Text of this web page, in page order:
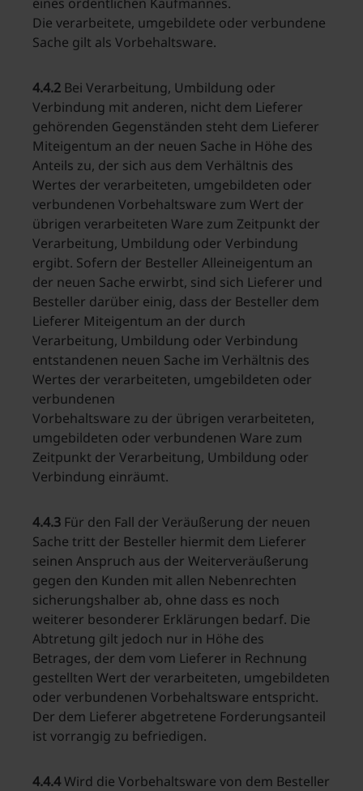
Die verarbeitete, umgebildete oder verbundene
Sache gilt als Vorbehaltsware.
4.4.2 Bei Verarbeitung, Umbildung oder
Verbindung mit anderen, nicht dem Lieferer
gehörenden Gegenständen steht dem Lieferer
Miteigentum an der neuen Sache in Höhe des
Anteils zu, der sich aus dem Verhältnis des
Wertes der verarbeiteten, umgebildeten oder
verbundenen Vorbehaltsware zum Wert der
übrigen verarbeiteten Ware zum Zeitpunkt der
Verarbeitung, Umbildung oder Verbindung
ergibt. Sofern der Besteller Alleineigentum an
der neuen Sache erwirbt, sind sich Lieferer und
Besteller darüber einig, dass der Besteller dem
Lieferer Miteigentum an der durch
Verarbeitung, Umbildung oder Verbindung
entstandenen neuen Sache im Verhältnis des
Wertes der verarbeiteten, umgebildeten oder
verbundenen
Vorbehaltsware zu der übrigen verarbeiteten,
umgebildeten oder verbundenen Ware zum
Zeitpunkt der Verarbeitung, Umbildung oder
Verbindung einräumt.
4.4.3 Für den Fall der Veräußerung der neuen
Sache tritt der Besteller hiermit dem Lieferer
seinen Anspruch aus der Weiterveräußerung
gegen den Kunden mit allen Nebenrechten
sicherungshalber ab, ohne dass es noch
weiterer besonderer Erklärungen bedarf. Die
Abtretung gilt jedoch nur in Höhe des
Betrages, der dem vom Lieferer in Rechnung
gestellten Wert der verarbeiteten, umgebildeten
oder verbundenen Vorbehaltsware entspricht.
Der dem Lieferer abgetretene Forderungsanteil
ist vorrangig zu befriedigen.
4.4.4Wird die Vorbehaltsware von dem Besteller